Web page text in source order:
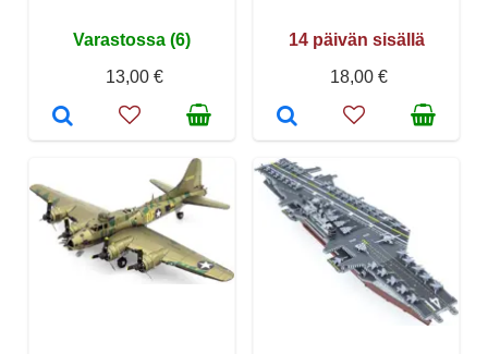
Varastossa (6)
13,00 €
14 päivän sisällä
18,00 €